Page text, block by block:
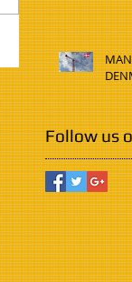
Follow us